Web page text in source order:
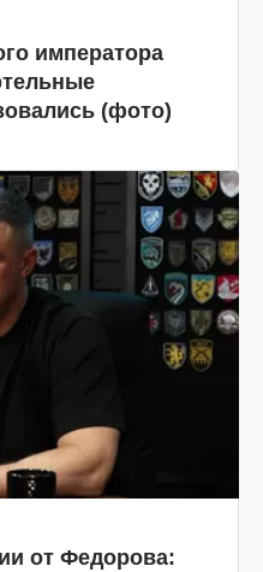
императора
(фото)
от Федорова: